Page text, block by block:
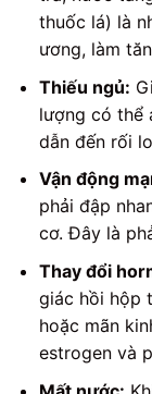
thuốc lá) là
ương, làm
Thiếu ngủ:
lượng có thể
dẫn đến rối
Vận động
phải đập
cơ. Đây là
Thay đổi
giác hồi hộp
hoặc mãn
estrogen và